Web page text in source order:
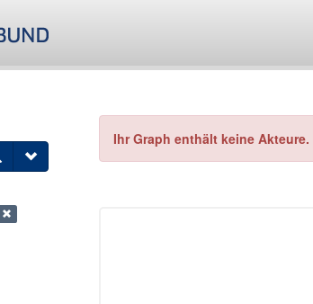
Ihr Graph enthält keine Akteure.